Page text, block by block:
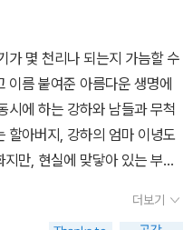
아 마땅하기에 일방적인 희
찬가지. 이 작품을 읽는 아이들
조금이나마 가질 수 있기를 바
면 될까? 법으로 엮이면 되
널리고 널렸다. 내가 생각하는
고자 하는 존재'다. 좋지 않은
는 아무 의미없다. 어제 만난 사
걸쳐 이 독백을 읽게 된다.
로 허겁지겁 넘어가게 될 것
는 동안에 독자는 어렴풋이
깨닫게 된다. 누군가, 있다. 미
사이에 있구나, 그 누군가가.
하다>에서 정유정 작가는 단
업한다고 했다. 구병모 작가는
름답다. 묘한 매력을 지니고 나
자. “습기를 머금은 공기가 한
가 몇 천리나 되는지 가늠할 수
이름 붙여준 아름다운 생명에
시에 하는 강하와 남들과 무척
할아버지, 강하의 엄마 이녕도
만, 현실에 맞닿아 있는 부분
것은 그저 환상 비극이 아닐
더보기